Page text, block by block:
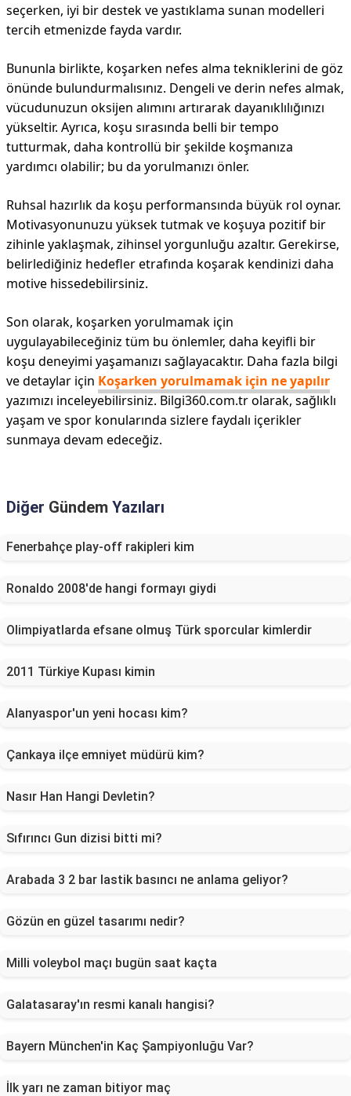
seçerken, iyi bir destek ve yastıklama sunan modelleri
tercih etmenizde fayda vardır.
Bununla birlikte, koşarken nefes alma tekniklerini de göz
önünde bulundurmalısınız. Dengeli ve derin nefes almak,
vücudunuzun oksijen alımını artırarak dayanıklılığınızı
yükseltir. Ayrıca, koşu sırasında belli bir tempo
tutturmak, daha kontrollü bir şekilde koşmanıza
yardımcı olabilir; bu da yorulmanızı önler.
Ruhsal hazırlık da koşu performansında büyük rol oynar.
Motivasyonunuzu yüksek tutmak ve koşuya pozitif bir
zihinle yaklaşmak, zihinsel yorgunluğu azaltır. Gerekirse,
belirlediğiniz hedefler etrafında koşarak kendinizi daha
motive hissedebilirsiniz.
Son olarak, koşarken yorulmamak için
uygulayabileceğiniz tüm bu önlemler, daha keyifli bir
koşu deneyimi yaşamanızı sağlayacaktır. Daha fazla bilgi
ve detaylar için Koşarken yorulmamak için ne yapılır
yazımızı inceleyebilirsiniz. Bilgi360.com.tr olarak, sağlıklı
yaşam ve spor konularında sizlere faydalı içerikler
sunmaya devam edeceğiz.
Diğer Gündem Yazıları
Fenerbahçe play-off rakipleri kim
Ronaldo 2008'de hangi formayı giydi
Olimpiyatlarda efsane olmuş Türk sporcular kimlerdir
2011 Türkiye Kupası kimin
Alanyaspor'un yeni hocası kim?
Çankaya ilçe emniyet müdürü kim?
Nasır Han Hangi Devletin?
Sıfırıncı Gun dizisi bitti mi?
Arabada 3 2 bar lastik basıncı ne anlama geliyor?
Gözün en güzel tasarımı nedir?
Milli voleybol maçı bugün saat kaçta
Galatasaray'ın resmi kanalı hangisi?
Bayern München'in Kaç Şampiyonluğu Var?
İlk yarı ne zaman bitiyor maç